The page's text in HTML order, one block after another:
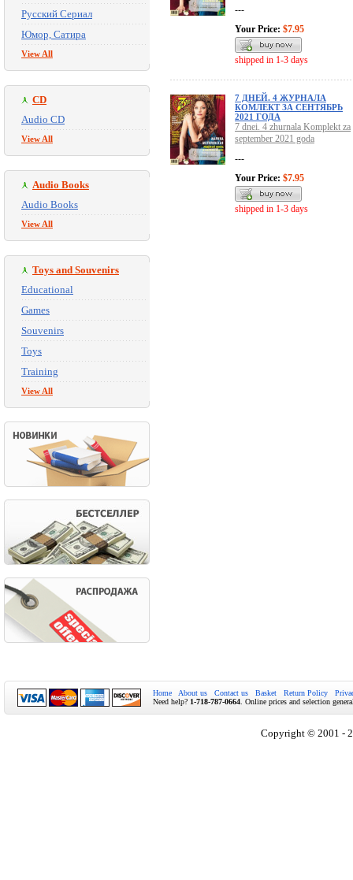
Русский Сериал
Юмор, Сатира
View All
CD
Audio CD
View All
Audio Books
Audio Books
View All
Toys and Souvenirs
Educational
Games
Souvenirs
Toys
Training
View All
---
Your Price: $7.95
shipped in 1-3 days
7 ДНЕЙ. 4 ЖУРНАЛА
КОМЛЕКТ ЗА СЕНТЯБРЬ
2021 ГОДА
7 dnei. 4 zhurnala Komplekt za
september 2021 goda
---
Your Price: $7.95
shipped in 1-3 days
Home About us Contact us Basket Return Policy
Need help? 1-718-787-0664 . Online prices and selection
Copyright © 2001 -